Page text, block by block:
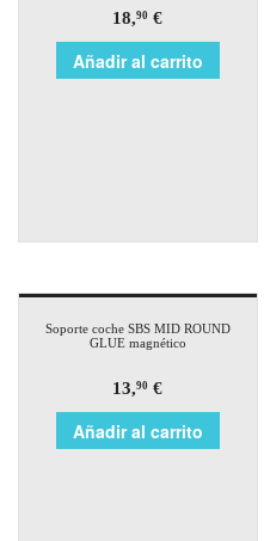
18,90 €
Añadir al carrito
Soporte coche SBS MID ROUND
GLUE magnético
13,90 €
Añadir al carrito